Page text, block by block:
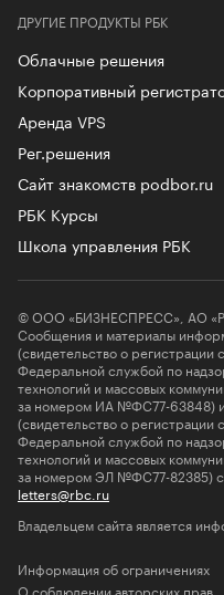
ДРУГИЕ ПРОДУКТЫ РБК
Облачные решения
Корпоративный
Аренда VPS
Рег.решения
Сайт знакомств podbor.ru
РБК Курсы
Школа управления РБК
© ООО «БИЗНЕСПРЕСС», АО
Сообщения и материалы
(свидетельство о
Федеральной службой по
технологий и массовых
за номером ИА №ФС77-63848) и
(свидетельство о
Федеральной службой по
технологий и массовых
за номером ЭЛ №ФС77-82385)
letters@rbc.ru
Владельцем сайта является
Информация об ограничениях
О соблюдении авторских прав